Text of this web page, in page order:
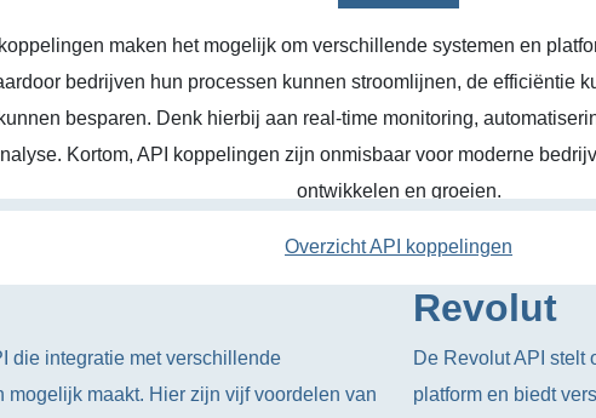
maken het mogelijk om verschillende systemen en
bedrijven hun processen kunnen stroomlijnen, de efficiëntie
kunnen besparen. Denk hierbij aan real-time monitoring,
Kortom, API koppelingen zijn onmisbaar voor moderne
ontwikkelen en groeien.
Overzicht API koppelingen
die integratie met verschillende
mogelijk maakt. Hier zijn vijf voordelen van
Revolut
De Revolut API stelt
platform en biedt